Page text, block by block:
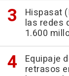
Hispasat
las redes
1.600
Equipaje
retrasos